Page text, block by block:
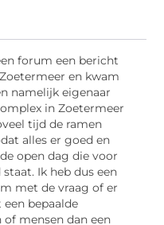
forum een bericht
en kwam
namelijk eigenaar
in Zoetermeer
tijd de ramen
alles er goed en
open dag die voor
Ik heb dus een
met de vraag of er
bepaalde
of mensen dan een